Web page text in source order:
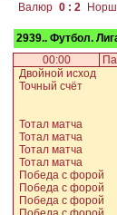
Валюр 0 : 2
2939.. Футбол.
00:00
Двойной исход
Точный счёт
Тотал матча
Тотал матча
Тотал матча
Тотал матча
Победа с форой
Победа с форой
Победа с форой